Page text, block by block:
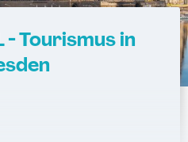
Tourismus in